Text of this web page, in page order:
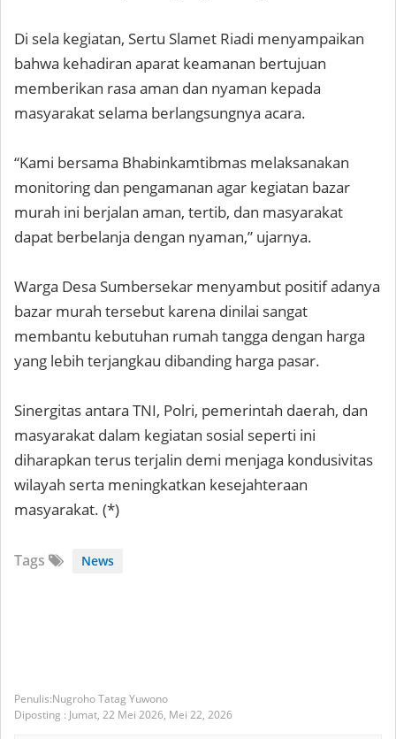
Di sela kegiatan, Sertu Slamet Riadi menyampaikan
bahwa kehadiran aparat keamanan bertujuan
memberikan rasa aman dan nyaman kepada
masyarakat selama berlangsungnya acara.
“Kami bersama Bhabinkamtibmas melaksanakan
monitoring dan pengamanan agar kegiatan bazar
murah ini berjalan aman, tertib, dan masyarakat
dapat berbelanja dengan nyaman,” ujarnya.
Warga Desa Sumbersekar menyambut positif adanya
bazar murah tersebut karena dinilai sangat
membantu kebutuhan rumah tangga dengan harga
yang lebih terjangkau dibanding harga pasar.
Sinergitas antara TNI, Polri, pemerintah daerah, dan
masyarakat dalam kegiatan sosial seperti ini
diharapkan terus terjalin demi menjaga kondusivitas
wilayah serta meningkatkan kesejahteraan
masyarakat. (*)
Tags News
Nugroho Tatag Yuwono
Diposting : Jumat, 22 Mei 2026, Mei 22, 2026